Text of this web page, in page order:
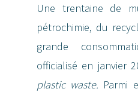
Une trentaine de
pétrochimie, du
grande
officialisé en janvier
plastic waste. Parmi